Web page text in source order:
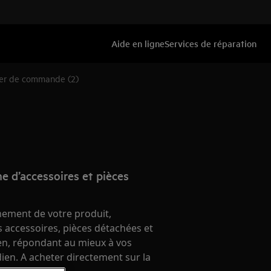
Aide en ligneServices de réparation
de commande (2)
d’accessoires et pièces
de votre produit,
pièces détachées et
répondant au mieux à vos
A acheter directement sur la